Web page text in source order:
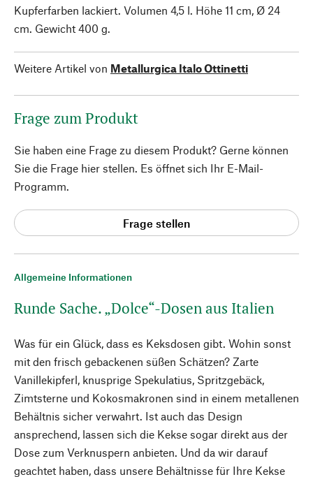
Allgemeine Informationen
Runde Sache. „Dolce“-Dosen aus Italien
Was für ein Glück, dass es Keksdosen gibt. Wohin sonst
mit den frisch gebackenen süßen Schätzen? Zarte
Vanillekipferl, knusprige Spekulatius, Spritzgebäck,
Zimtsterne und Kokosmakronen sind in einem metallenen
Behältnis sicher verwahrt. Ist auch das Design
ansprechend, lassen sich die Kekse sogar direkt aus der
Dose zum Verknuspern anbieten. Und da wir darauf
geachtet haben, dass unsere Behältnisse für Ihre Kekse
Kupferfarben lackiert. Volumen 4,5 l. Höhe 11 cm, Ø 24
cm. Gewicht 400 g.
Weitere Artikel von Metallurgica Italo Ottinetti
Frage zum Produkt
Sie haben eine Frage zu diesem Produkt? Gerne können
Sie die Frage hier stellen. Es öffnet sich Ihr E-Mail-
Programm.
Frage stellen